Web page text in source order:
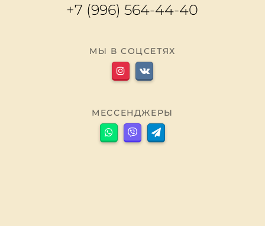
+7 (996) 564-44-40
МЫ В СОЦСЕТЯХ
МЕССЕНДЖЕРЫ